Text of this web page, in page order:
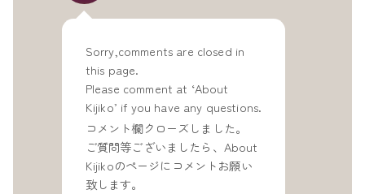
Sorry,comments are closed in
this page.
Please comment at ‘About
Kijiko’ if you have any questions.
コメント欄クローズしました。
ご質問等ございましたら、About
Kijikoのページにコメントお願い
致します。